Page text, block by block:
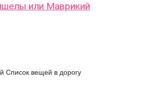
или Маврикий
Список вещей в дорогу